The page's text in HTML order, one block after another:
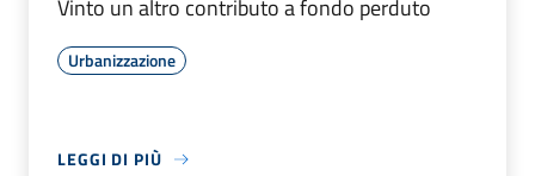
Vinto un altro contributo a fondo perduto
Urbanizzazione
LEGGI DI PIÙ